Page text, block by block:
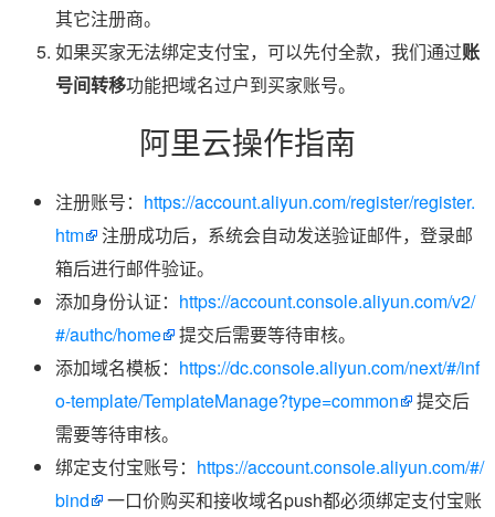
其它注册商。
如果买家无法绑定支付宝，可以先付全款，我们通过账
号间转移功能把域名过户到买家账号。
阿里云操作指南
注册账号： https://account.aliyun.com/register/register.
htm
注册成功后，系统会自动发送验证邮件，登录邮
箱后进行邮件验证。
添加身份认证： https://account.console.aliyun.com/v2/
#/authc/home
提交后需要等待审核。
添加域名模板： https://dc.console.aliyun.com/next/#/inf
o-template/TemplateManage?type=common
提交后
需要等待审核。
绑定支付宝账号： https://account.console.aliyun.com/#/
bind
一口价购买和接收域名push都必须绑定支付宝账